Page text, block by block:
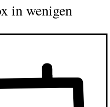
in wenigen